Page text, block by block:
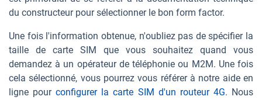
du constructeur pour sélectionner le bon form factor.
Une fois l'information obtenue, n'oubliez pas de spécifier la
taille de carte SIM que vous souhaitez quand vous
demandez à un opérateur de téléphonie ou M2M. Une fois
cela sélectionné, vous pourrez vous référer à notre aide en
ligne pourconfigurer la carte SIM d'un routeur 4G. Nous